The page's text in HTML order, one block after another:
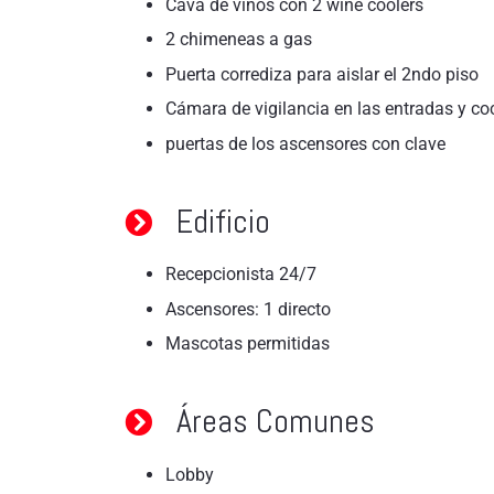
Cava de vinos con 2 wine coolers
2 chimeneas a gas
Puerta corrediza para aislar el 2ndo piso
Cámara de vigilancia en las entradas y
puertas de los ascensores con clave
Edificio
Recepcionista 24/7
Ascensores: 1 directo
Mascotas permitidas
Áreas Comunes
Lobby